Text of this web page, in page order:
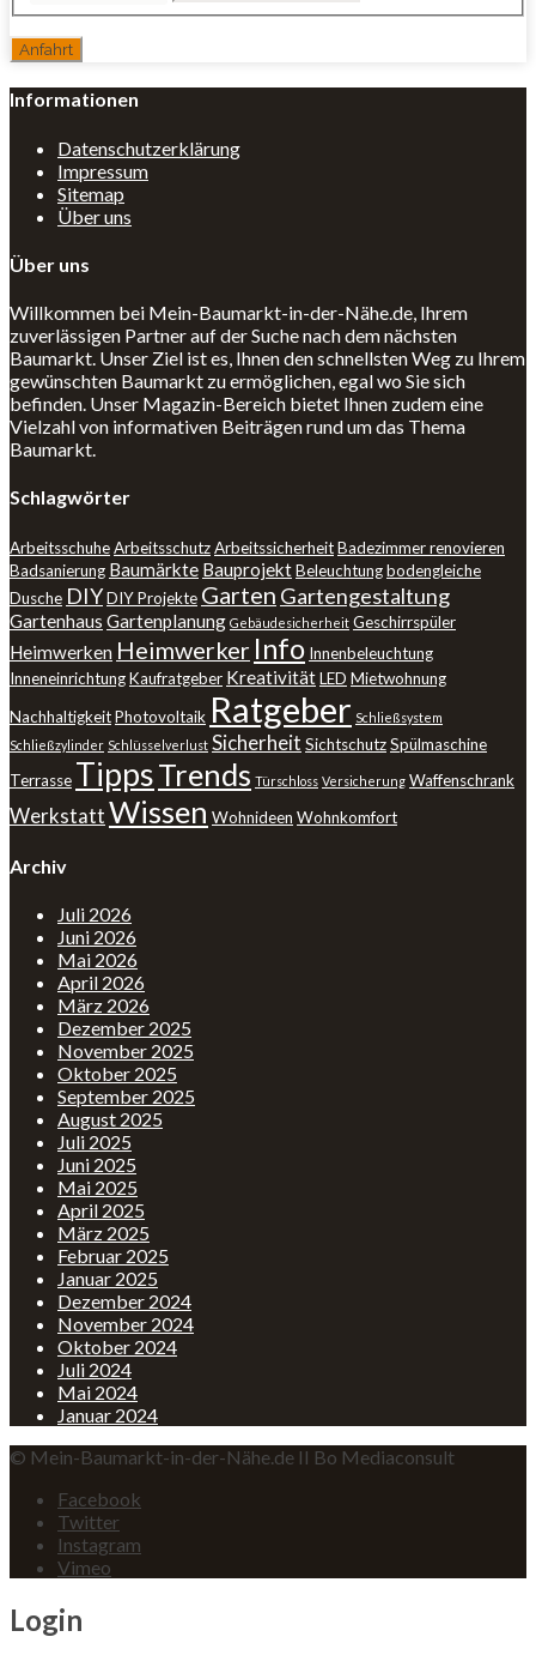
Informationen
Datenschutzerklärung
Impressum
Sitemap
Über uns
Über uns
Willkommen bei Mein-Baumarkt-in-der-Nähe.de, Ihrem
zuverlässigen Partner auf der Suche nach dem nächsten
Baumarkt. Unser Ziel ist es, Ihnen den schnellsten Weg zu Ihrem
gewünschten Baumarkt zu ermöglichen, egal wo Sie sich
befinden. Unser Magazin-Bereich bietet Ihnen zudem eine
Vielzahl von informativen Beiträgen rund um das Thema
Baumarkt.
Schlagwörter
ArbeitsschuheArbeitsschutzArbeitssicherheitBadezimmer renovieren
Badsanierung Baumärkte BauprojektBeleuchtungbodengleiche
Dusche DIYDIY Projekte Garten Gartengestaltung
Gartenhaus Gartenplanung Gebäudesicherheit Geschirrspüler
Heimwerken Heimwerker Info Innenbeleuchtung
InneneinrichtungKaufratgeber KreativitätLED Mietwohnung
NachhaltigkeitPhotovoltaik Ratgeber Schließsystem
Schließzylinder Schlüsselverlust Sicherheit SichtschutzSpülmaschine
Terrasse TippsTrends Türschloss Versicherung Waffenschrank
WerkstattWissen Wohnideen Wohnkomfort
Archiv
Juli 2026
Juni 2026
Mai 2026
April 2026
März 2026
Dezember 2025
November 2025
Oktober 2025
September 2025
August 2025
Juli 2025
Juni 2025
Mai 2025
April 2025
März 2025
Februar 2025
Januar 2025
Dezember 2024
November 2024
Oktober 2024
Juli 2024
Mai 2024
Januar 2024
© Mein-Baumarkt-in-der-Nähe.de II Bo Mediaconsult
Facebook
Twitter
Instagram
Vimeo
Login